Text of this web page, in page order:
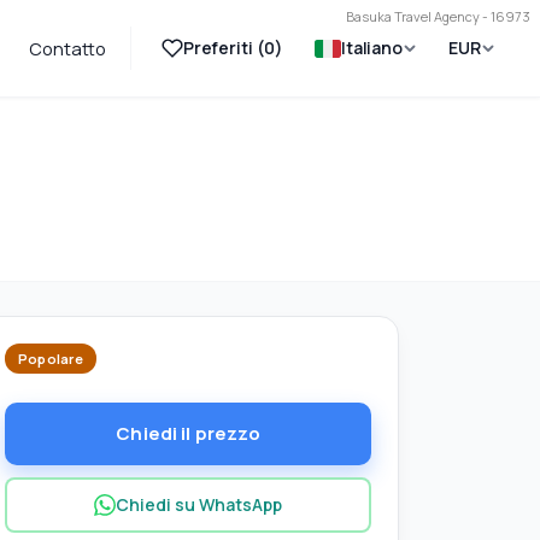
Basuka Travel Agency - 16973
Contatto Preferiti (0) Italiano EUR
Popolare
Chiedi il prezzo
Chiedi su WhatsApp